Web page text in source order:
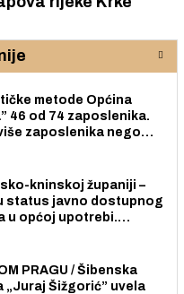
metode Općina
46 od 74 zaposlenika.
zaposlenika nego
kninskoj županiji –
status javno dostupnog
u općoj upotrebi.
PRAGU / Šibenska
„Juraj Šižgorić” uvela